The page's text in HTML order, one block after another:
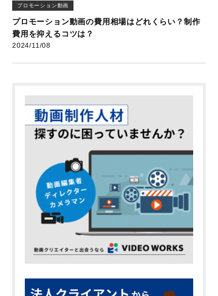
プロモーション動画
プロモーション動画の費用相場はどれくらい？制作
費用を抑えるコツは？
2024/11/08